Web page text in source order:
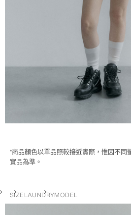
*商品顏色以單品照較接近實際，惟因不同
實品為準。
SIZELAUNDRYMODEL